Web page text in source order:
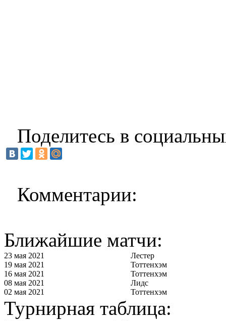
Поделитесь в
Комментарии:
Ближайшие матчи:
23 мая 2021
Лестер
19 мая 2021
Тоттенхэм
16 мая 2021
Тоттенхэм
08 мая 2021
Лидс
02 мая 2021
Тоттенхэм
Турнирная таблица: